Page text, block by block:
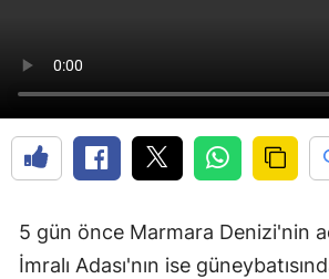
5 gün önce Marmara Denizi'nin
İmralı Adası'nın ise